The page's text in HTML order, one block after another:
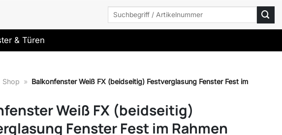
Suchen
& Türen
Shop » Balkonfenster Weiß FX (beidseitig) Festverglasung Fenster Fest im
Weiß FX (beidseitig)
Fenster Fest im Rahmen